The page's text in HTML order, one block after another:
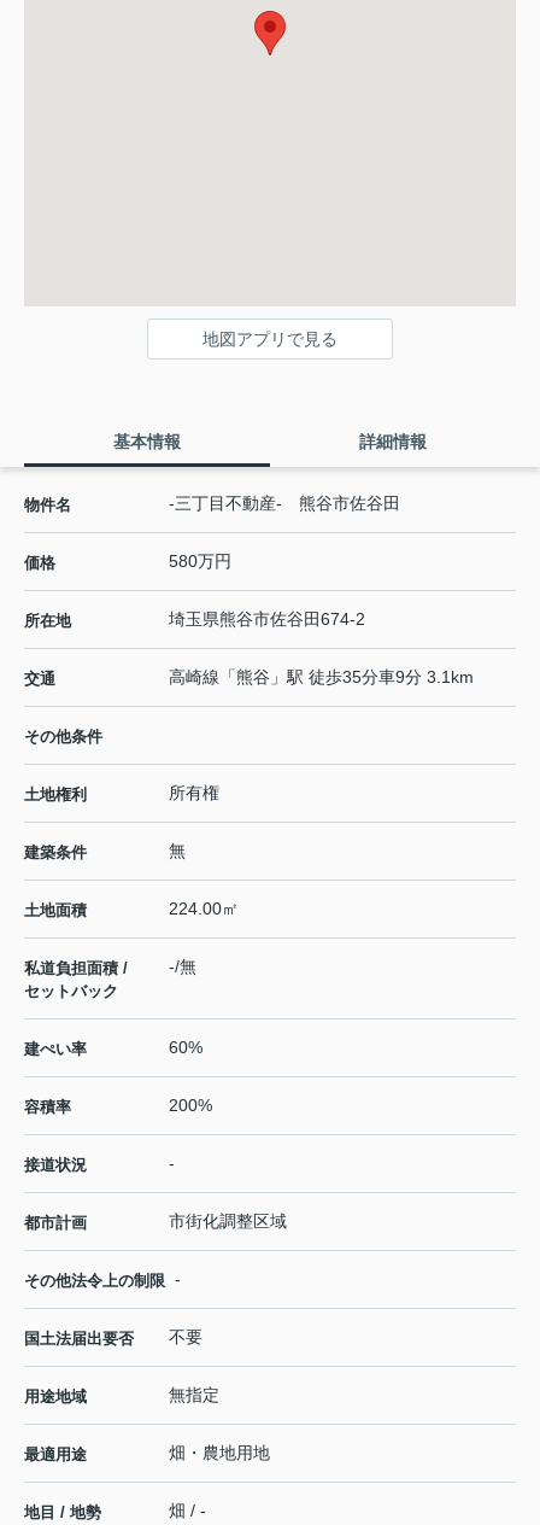
地図アプリで見る
基本情報 詳細情報
物件名 -三丁目不動産- 熊谷市佐谷田
価格 580万円
所在地 埼玉県熊谷市佐谷田674-2
交通 高崎線 「熊谷 」駅 徒歩35分車9分 3.1km
その他条件
土地権利 所有権
建築条件 無
土地面積 224.00㎡
私道負担面積 /
セットバック
-/無
建ぺい率 60%
容積率 200%
接道状況 -
都市計画 市街化調整区域
その他法令上の制限 -
国土法届出要否 不要
用途地域 無指定
最適用途 畑・農地用地
地目 / 地勢 畑 / -